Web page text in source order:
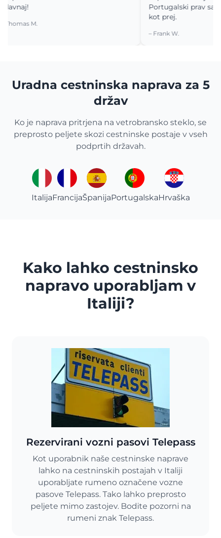
M.
Portugalski prav sanjska.
kot prej.
– Frank W.
Uradna cestninska naprava za 5
držav
Ko je naprava pritrjena na vetrobransko steklo, se
preprosto peljete skozi cestninske postaje v vseh
podprtih državah.
ItalijaFrancijaŠpanijaPortugalskaHrvaška
Kako lahko cestninsko
napravo uporabljam v
Italiji?
Rezervirani vozni pasovi Telepass
Kot uporabnik naše cestninske naprave
lahko na cestninskih postajah v Italiji
uporabljate rumeno označene vozne
pasove Telepass. Tako lahko preprosto
peljete mimo zastojev. Bodite pozorni na
rumeni znak Telepass.